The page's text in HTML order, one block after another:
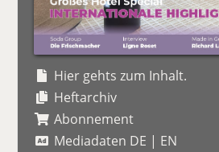
Hier gehts zum Inhalt.
Heftarchiv
Abonnement
Mediadaten DE | EN